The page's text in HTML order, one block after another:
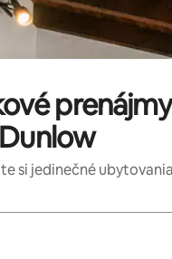
prenájmy
si jedinečné
k dispozícii, môžete si ich